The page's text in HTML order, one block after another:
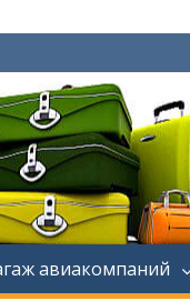
авиакомпаний